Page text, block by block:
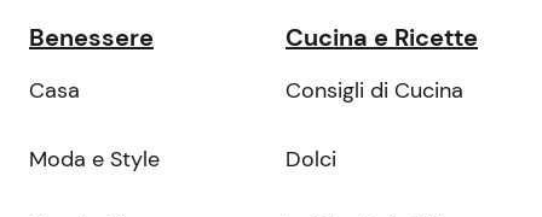
Benessere
Casa
Moda e Style
Cucina e Ricette
Consigli di Cucina
Dolci